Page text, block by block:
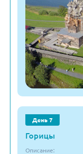
День 7
Горицы
Описание: